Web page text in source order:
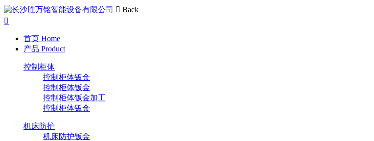
Back
首页 Home
产品 Product
控制柜体
控制柜体钣金
控制柜体钣金
控制柜体钣金加工
控制柜体钣金
机床防护
机床防护钣金